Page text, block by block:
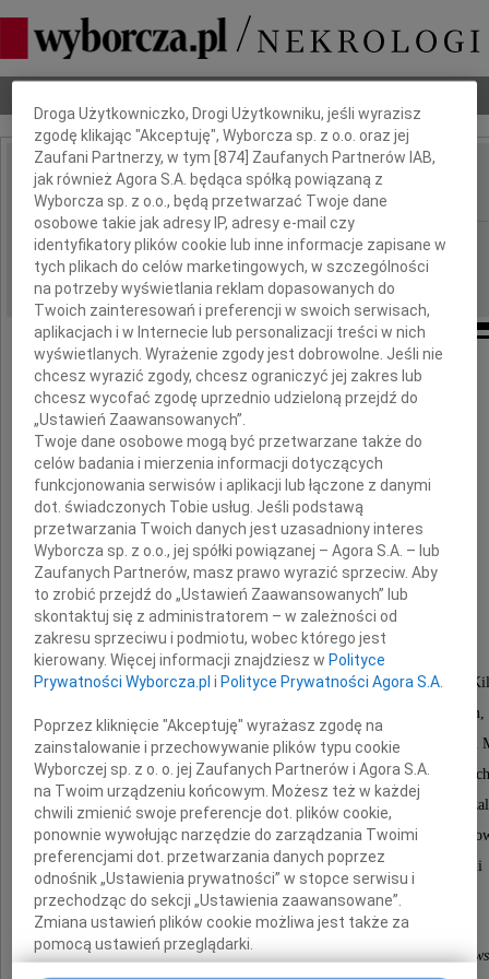
IMIĘ I NAZWISKO: Klemens Chaciński
REGION: Warszawa
DATA EMISJI: 06.10.2009
Ze smutkiem zawiadamiamy,
że dnia 18 września 2009 roku zmarł
ppor.
Klemens Chaciński
pseudonim "Sokół"
nasz towarzysz broni z trzeciej kompanii batalionu
Brał czynny udział w Powstaniu Warszawskim,
następnie przebywał w obozach jenieckich Stalag IV B i
Po wojnie wyjechał do Szwecji, tam zmarł i został
Był kawalerem wielu odznaczeń, do najważniejszych
Warszawski Krzyż Powstańczy, Krzyż Armii
Krzyż Partyzancki i szereg wyróżnień i medali
"Kilińszczacy"
towarzysze z Batalionu Kiliński z Powstania
Dbamy o Twoją prywatność
Droga Użytkowniczko, Drogi Użytkowniku, jeśli wyrazisz
zgodę klikając "Akceptuję", Wyborcza sp. z o.o. oraz jej
Zaufani Partnerzy, w tym [874 ] Zaufanych Partnerów IAB,
jak również Agora S.A. będąca spółką powiązaną z
Wyborcza sp. z o.o., będą przetwarzać Twoje dane
osobowe takie jak adresy IP, adresy e-mail czy
identyfikatory plików cookie lub inne informacje zapisane w
tych plikach do celów marketingowych, w szczególności
na potrzeby wyświetlania reklam dopasowanych do
Twoich zainteresowań i preferencji w swoich serwisach,
aplikacjach i w Internecie lub personalizacji treści w nich
wyświetlanych. Wyrażenie zgody jest dobrowolne. Jeśli nie
chcesz wyrazić zgody, chcesz ograniczyć jej zakres lub
chcesz wycofać zgodę uprzednio udzieloną przejdź do
„Ustawień Zaawansowanych”.
Twoje dane osobowe mogą być przetwarzane także do
celów badania i mierzenia informacji dotyczących
funkcjonowania serwisów i aplikacji lub łączone z danymi
dot. świadczonych Tobie usług. Jeśli podstawą
przetwarzania Twoich danych jest uzasadniony interes
Wyborcza sp. z o.o., jej spółki powiązanej – Agora S.A. – lub
Zaufanych Partnerów, masz prawo wyrazić sprzeciw. Aby
to zrobić przejdź do „Ustawień Zaawansowanych” lub
skontaktuj się z administratorem – w zależności od
zakresu sprzeciwu i podmiotu, wobec którego jest
kierowany. Więcej informacji znajdziesz w Polityce
Prywatności Wyborcza.pl i Polityce Prywatności Agora S.A.
Poprzez kliknięcie "Akceptuję" wyrażasz zgodę na
zainstalowanie i przechowywanie plików typu cookie
Wyborczej sp. z o. o. jej Zaufanych Partnerów i Agora S.A.
na Twoim urządzeniu końcowym. Możesz też w każdej
chwili zmienić swoje preferencje dot. plików cookie,
ponownie wywołując narzędzie do zarządzania Twoimi
preferencjami dot. przetwarzania danych poprzez
odnośnik „Ustawienia prywatności” w stopce serwisu i
przechodząc do sekcji „Ustawienia zaawansowane”.
Zmiana ustawień plików cookie możliwa jest także za
pomocą ustawień przeglądarki.